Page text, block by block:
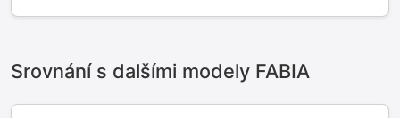
Srovnání s dalšími modely FABIA